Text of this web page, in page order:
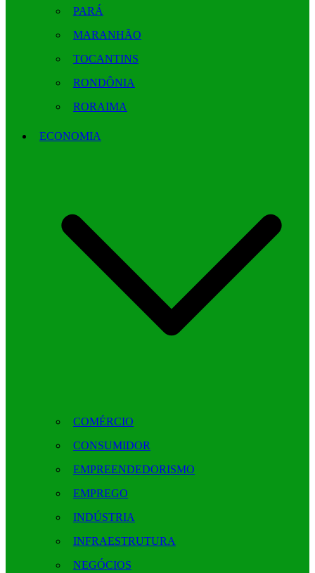
PARÁ
MARANHÃO
TOCANTINS
RONDÔNIA
RORAIMA
ECONOMIA
COMÉRCIO
CONSUMIDOR
EMPREENDEDORISMO
EMPREGO
INDÚSTRIA
INFRAESTRUTURA
NEGÓCIOS